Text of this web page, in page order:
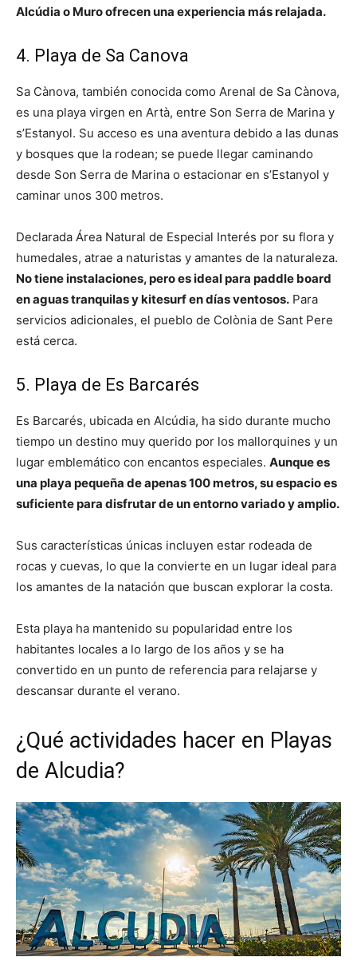
Alcúdia o Muro ofrecen una experiencia más relajada.
4. Playa de Sa Canova
Sa Cànova, también conocida como Arenal de Sa Cànova,
es una playa virgen en Artà, entre Son Serra de Marina y
s’Estanyol. Su acceso es una aventura debido a las dunas
y bosques que la rodean; se puede llegar caminando
desde Son Serra de Marina o estacionar en s’Estanyol y
caminar unos 300 metros.
Declarada Área Natural de Especial Interés por su flora y
humedales, atrae a naturistas y amantes de la naturaleza.
No tiene instalaciones, pero es ideal para paddle board
en aguas tranquilas y kitesurf en días ventosos. Para
servicios adicionales, el pueblo de Colònia de Sant Pere
está cerca.
5. Playa de Es Barcarés
Es Barcarés, ubicada en Alcúdia, ha sido durante mucho
tiempo un destino muy querido por los mallorquines y un
lugar emblemático con encantos especiales. Aunque es
una playa pequeña de apenas 100 metros, su espacio es
suficiente para disfrutar de un entorno variado y amplio.
Sus características únicas incluyen estar rodeada de
rocas y cuevas, lo que la convierte en un lugar ideal para
los amantes de la natación que buscan explorar la costa.
Esta playa ha mantenido su popularidad entre los
habitantes locales a lo largo de los años y se ha
convertido en un punto de referencia para relajarse y
descansar durante el verano.
¿Qué actividades hacer en Playas
de Alcudia?